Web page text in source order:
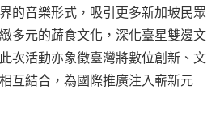
的音樂形式，吸引更多新加坡民眾
多元的蔬食文化，深化臺星雙邊文
次活動亦象徵臺灣將數位創新、文
互結合，為國際推廣注入嶄新元